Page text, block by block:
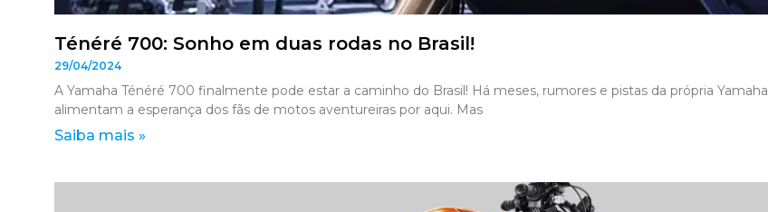
Ténéré 700: Sonho em duas rodas no Brasil!
29/04/2024
A Yamaha Ténéré 700 finalmente pode estar a caminho do Brasil! Há meses, rumores e pistas da própria Yamaha
alimentam a esperança dos fãs de motos aventureiras por aqui. Mas
Saiba mais »